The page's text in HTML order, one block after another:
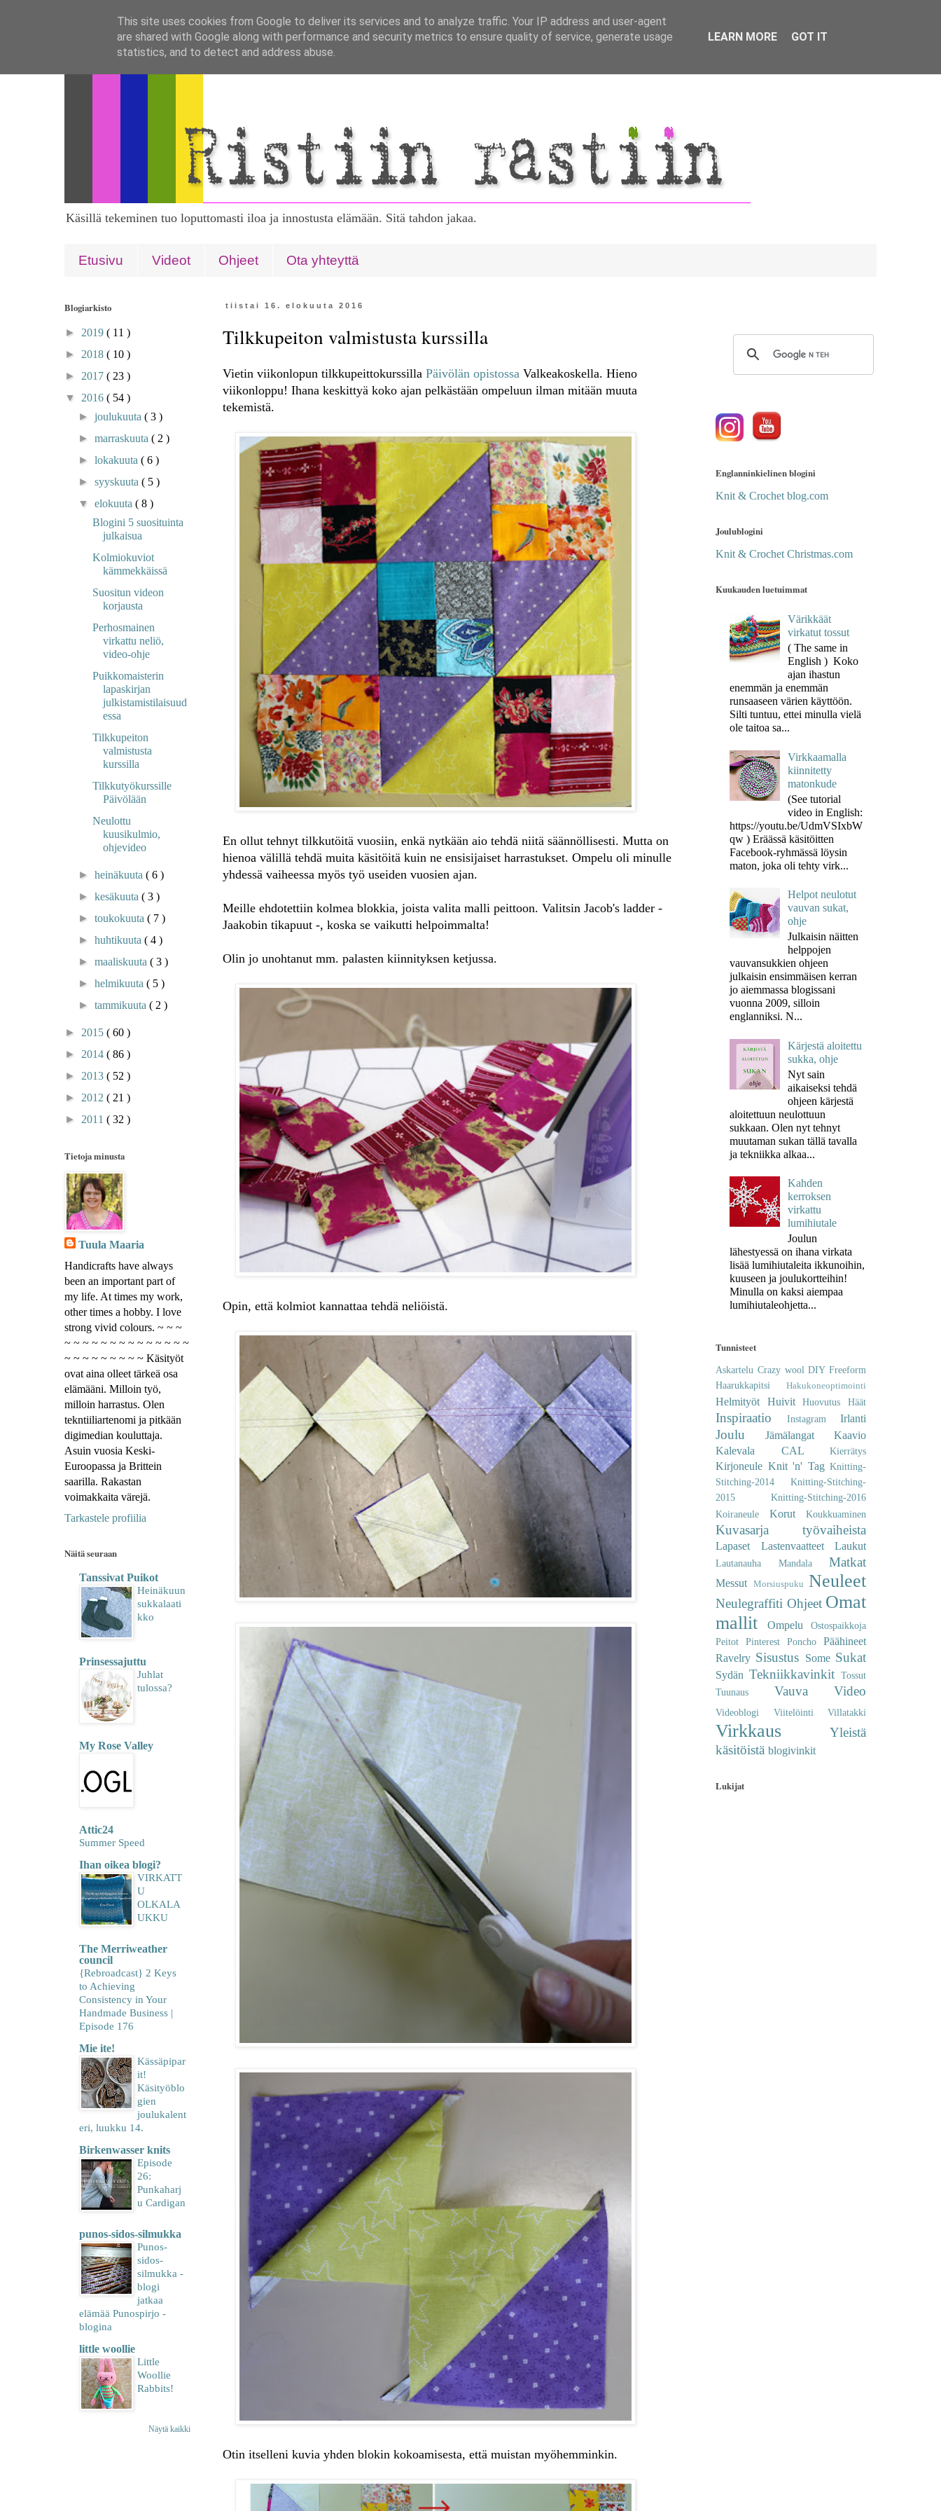
Käsillä tekeminen tuo loputtomasti iloa ja innostusta elämään. Sitä tahdon jakaa.
Etusivu Videot Ohjeet Ota yhteyttä
tiistai 16. elokuuta 2016
Tilkkupeiton valmistusta kurssilla
Vietin viikonlopun tilkkupeittokurssilla Päivölän opistossa Valkeakoskella. Hieno
viikonloppu! Ihana keskittyä koko ajan pelkästään ompeluun ilman mitään muuta
tekemistä.
En ollut tehnyt tilkkutöitä vuosiin, enkä nytkään aio tehdä niitä säännöllisesti. Mutta on
hienoa välillä tehdä muita käsitöitä kuin ne ensisijaiset harrastukset. Ompelu oli minulle
yhdessä vaiheessa myös työ useiden vuosien ajan.
Meille ehdotettiin kolmea blokkia, joista valita malli peittoon. Valitsin Jacob's ladder -
Jaakobin tikapuut -, koska se vaikutti helpoimmalta!
Olin jo unohtanut mm. palasten kiinnityksen ketjussa.
Opin, että kolmiot kannattaa tehdä neliöistä.
Otin itselleni kuvia yhden blokin kokoamisesta, että muistan myöhemminkin.
Blogiarkisto
► 2019 ( 11 )
► 2018 ( 10 )
► 2017 ( 23 )
▼ 2016 ( 54 )
►joulukuuta( 3 )
►marraskuuta( 2 )
►lokakuuta( 6 )
►syyskuuta( 5 )
▼elokuuta( 8 )
Blogini 5 suosituinta
julkaisua
Kolmiokuviot
kämmekkäissä
Suositun videon
korjausta
Perhosmainen
virkattu neliö,
video-ohje
Puikkomaisterin
lapaskirjan
julkistamistilaisuud
essa
Tilkkupeiton
valmistusta
kurssilla
Tilkkutyökurssille
Päivölään
Neulottu
kuusikulmio,
ohjevideo
►heinäkuuta( 6 )
►kesäkuuta( 3 )
►toukokuuta( 7 )
►huhtikuuta( 4 )
►maaliskuuta( 3 )
►helmikuuta( 5 )
►tammikuuta( 2 )
► 2015 ( 60 )
► 2014 ( 86 )
► 2013 ( 52 )
► 2012 ( 21 )
► 2011 ( 32 )
Tietoja minusta
Tuula Maaria
Handicrafts have always
been an important part of
my life. At times my work,
other times a hobby. I love
strong vivid colours. ~ ~ ~
~ ~ ~ ~ ~ ~ ~ ~ ~ ~ ~ ~ ~ ~
~ ~ ~ ~ ~ ~ ~ ~ ~ Käsityöt
ovat aina olleet tärkeä osa
elämääni. Milloin työ,
milloin harrastus. Olen
tekntiiliartenomi ja pitkään
digimedian kouluttaja.
Asuin vuosia Keski-
Euroopassa ja Brittein
saarilla. Rakastan
voimakkaita värejä.
Tarkastele profiilia
Näitä seuraan
Tanssivat Puikot
Heinäkuun
sukkalaati
kko
Prinsessajuttu
Juhlat
tulossa?
My Rose Valley
Attic24
Summer Speed
Ihan oikea blogi?
VIRKATT
U
OLKALA
UKKU
The Merriweather
council
{Rebroadcast} 2 Keys
to Achieving
Consistency in Your
Handmade Business |
Episode 176
Mie ite!
Kässäpipar
it!
Käsityöblo
gien
joulukalent
eri, luukku 14.
Birkenwasser knits
Episode
26:
Punkaharj
u Cardigan
punos-sidos-silmukka
Punos-
sidos-
silmukka -
blogi
jatkaa
elämää Punospirjo -
blogina
little woollie
Little
Woollie
Rabbits!
Näytä kaikki
Englanninkielinen blogini
Knit & Crochet blog.com
Joulublogini
Knit & Crochet Christmas.com
Kuukauden luetuimmat
Värikkäät
virkatut tossut
( The same in
English ) Koko
ajan ihastun
enemmän ja enemmän
runsaaseen värien käyttöön.
Silti tuntuu, ettei minulla vielä
ole taitoa sa...
Virkkaamalla
kiinnitetty
matonkude
(See tutorial
video in English:
https://youtu.be/UdmVSIxbW
qw ) Eräässä käsitöitten
Facebook-ryhmässä löysin
maton, joka oli tehty virk...
Helpot neulotut
vauvan sukat,
ohje
Julkaisin näitten
helppojen
vauvansukkien ohjeen
julkaisin ensimmäisen kerran
jo aiemmassa blogissani
vuonna 2009, silloin
englanniksi. N...
Kärjestä aloitettu
sukka, ohje
Nyt sain
aikaiseksi tehdä
ohjeen kärjestä
aloitettuun neulottuun
sukkaan. Olen nyt tehnyt
muutaman sukan tällä tavalla
ja tekniikka alkaa...
Kahden
kerroksen
virkattu
lumihiutale
Joulun
lähestyessä on ihana virkata
lisää lumihiutaleita ikkunoihin,
kuuseen ja joulukortteihin!
Minulla on kaksi aiempaa
lumihiutaleohjetta...
Tunnisteet
Askartelu Crazy woolDIY Freeform
Haarukkapitsi Hakukoneoptimointi
Helmityöt HuivitHuovutusHäät
Inspiraatio Instagram Irlanti
Joulu Jämälangat Kaavio
Kalevala CAL Kierrätys
Kirjoneule Knit 'n' Tag Knitting-
Stitching-2014 Knitting-Stitching-
2015 Knitting-Stitching-2016
Koiraneule Korut Koukkuaminen
Kuvasarja työvaiheista
Lapaset Lastenvaatteet Laukut
Lautanauha Mandala Matkat
Messut Morsiuspuku Neuleet
Neulegraffiti Ohjeet Omat
mallit
Ompelu Ostospaikkoja
Peitot Pinterest Poncho Päähineet
Ravelry Sisustus Some Sukat
Sydän Tekniikkavinkit Tossut
Tuunaus Vauva Video
Videoblogi Viitelöinti Villatakki
Virkkaus
Yleistä
käsitöistä blogivinkit
Lukijat
This site uses cookies from Google to deliver its services and to analyze traffic. Your IP address and user-agent
are shared with Google along with performance and security metrics to ensure quality of service, generate usage
statistics, and to detect and address abuse.
LEARN MORE GOT IT